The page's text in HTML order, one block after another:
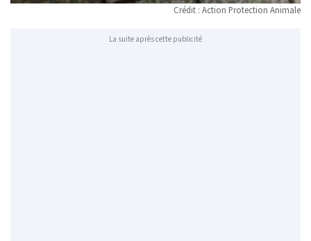
Crédit : Action Protection Animale
La suite après cette publicité